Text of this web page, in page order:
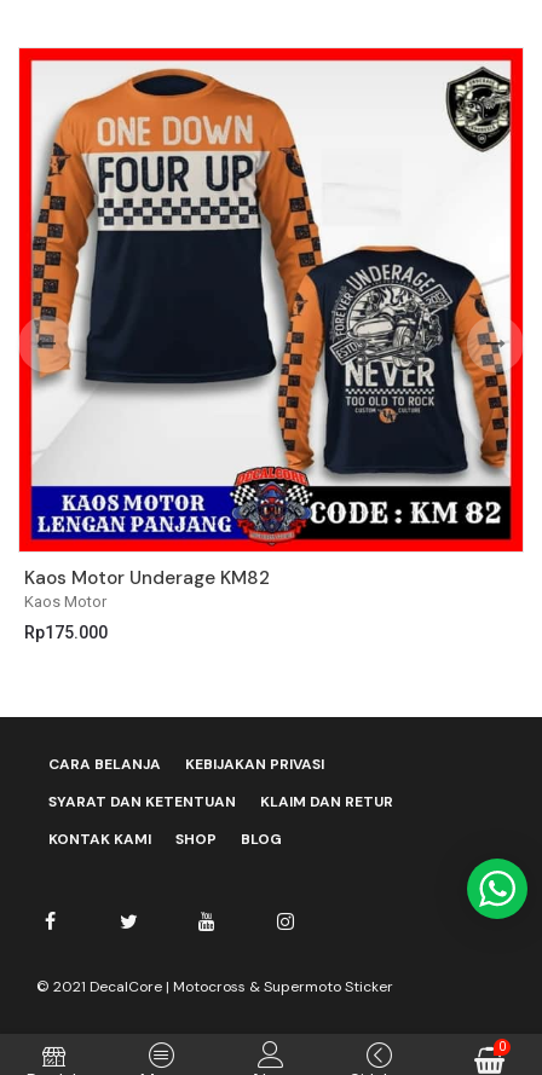
0
Kaos Motor
Kaos Motor Underage KM82
Rp175.000
CARA BELANJA
KEBIJAKAN PRIVASI
SYARAT DAN KETENTUAN
KLAIM DAN RETUR
KONTAK KAMI
SHOP BLOG
© 2021 DecalCore | Motocross & Supermoto Sticker